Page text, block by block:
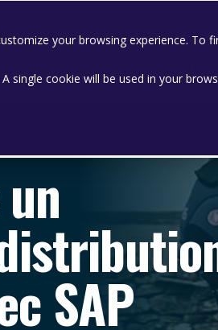
your browsing experience. To
single cookie will be used in your
SAP